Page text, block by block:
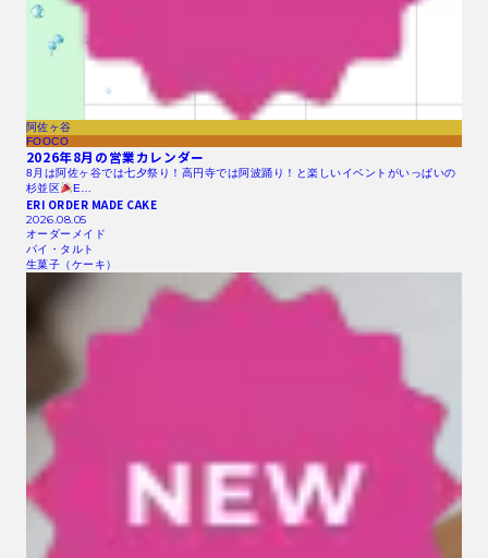
阿佐ヶ谷
FOOCO
2026年8月の営業カレンダー
8月は阿佐ヶ谷では七夕祭り！高円寺では阿波踊り！と楽しいイベントがいっぱいの
杉並区
E…
ERI ORDER MADE CAKE
2026.08.05
オーダーメイド
パイ・タルト
生菓子（ケーキ）